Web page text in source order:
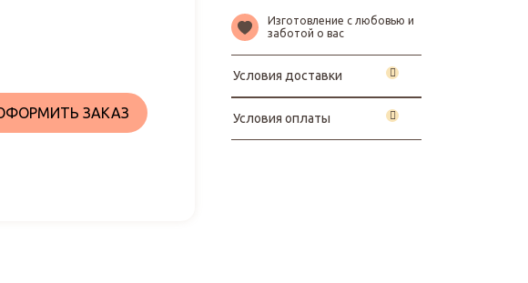
ЗАКАЗ
Изготовление с любовью и
заботой о вас
Условия доставки
Условия оплаты